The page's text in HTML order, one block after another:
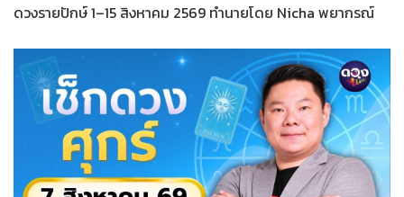
ดวงรายปักษ์ 1–15 สิงหาคม 2569 ทำนายโดย Nicha พยากรณ์